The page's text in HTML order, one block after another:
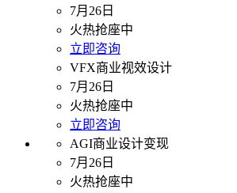
7月26日
火热抢座中
立即咨询
VFX商业视效设计
7月26日
火热抢座中
立即咨询
AGI商业设计变现
7月26日
火热抢座中